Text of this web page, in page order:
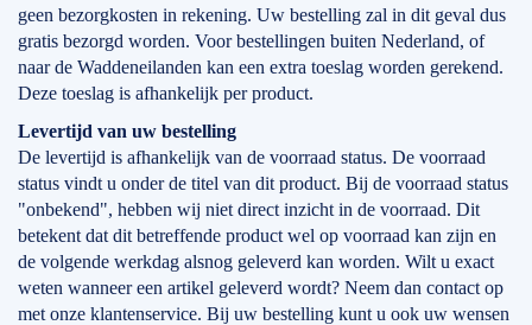
geen bezorgkosten in rekening. Uw bestelling zal in dit geval dus
gratis bezorgd worden. Voor bestellingen buiten Nederland, of
naar de Waddeneilanden kan een extra toeslag worden gerekend.
Deze toeslag is afhankelijk per product.
Levertijd van uw bestelling
De levertijd is afhankelijk van de voorraad status. De voorraad
status vindt u onder de titel van dit product. Bij de voorraad status
"onbekend", hebben wij niet direct inzicht in de voorraad. Dit
betekent dat dit betreffende product wel op voorraad kan zijn en
de volgende werkdag alsnog geleverd kan worden. Wilt u exact
weten wanneer een artikel geleverd wordt? Neem dan contact op
met onze klantenservice. Bij uw bestelling kunt u ook uw wensen